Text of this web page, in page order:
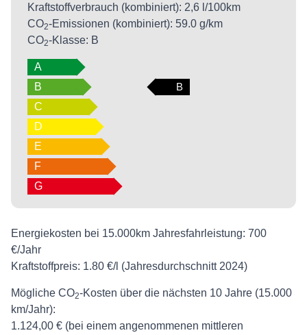
Kraftstoffverbrauch (kombiniert): 2,6 l/100km
CO2-Emissionen (kombiniert): 59.0 g/km
CO2-Klasse: B
A
B
B
C
D
E
F
G
Energiekosten bei 15.000km Jahresfahrleistung: 700
€/Jahr
Kraftstoffpreis: 1.80 €/l (Jahresdurchschnitt 2024)
Mögliche CO2-Kosten über die nächsten 10 Jahre (15.000
km/Jahr):
1.124,00 € (bei einem angenommenen mittleren